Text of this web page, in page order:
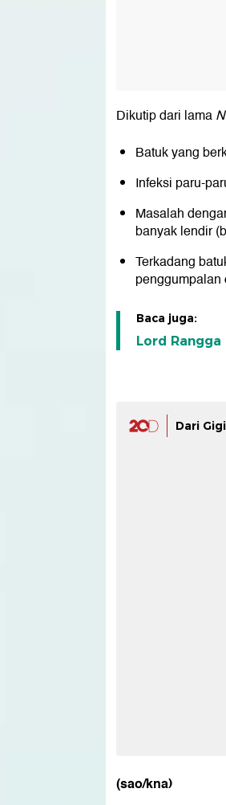
Dikutip dari lama
Batuk yang
Infeksi paru-
Masalah
banyak lendir
Terkadang
penggumpalan
Baca juga:
Lord
Dari
(sao/kna)